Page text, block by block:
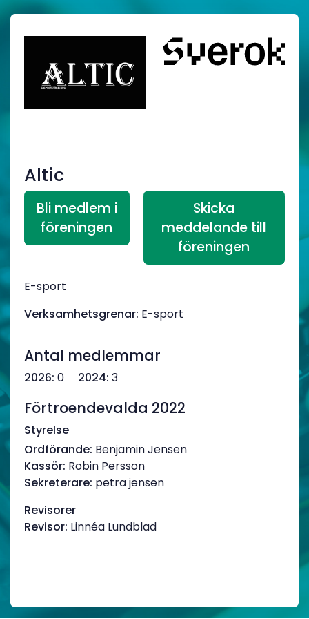
Altic
Bli medlem i
föreningen
Skicka
meddelande till
föreningen
E-sport
Verksamhetsgrenar: E-sport
Antal medlemmar
2026: 0 2024: 3
Förtroendevalda 2022
Styrelse
Ordförande: Benjamin Jensen
Kassör: Robin Persson
Sekreterare: petra jensen
Revisorer
Revisor: Linnéa Lundblad